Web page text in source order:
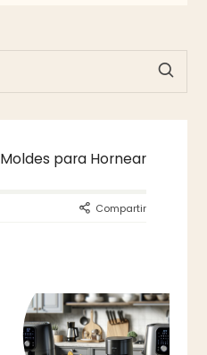
Moldes para Hornear
Compartir